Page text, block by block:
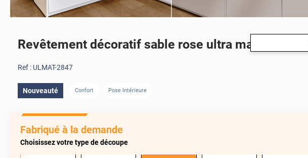
Revêtement décoratif sable rose ultra mat
Ref : ULMAT-2847
Nouveauté Confort Pose Intérieure
Fabriqué à la demande
Choisissez votre type de découpe